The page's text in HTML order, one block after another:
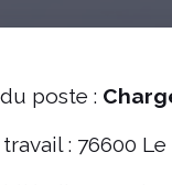
poste :
: 76600 Le